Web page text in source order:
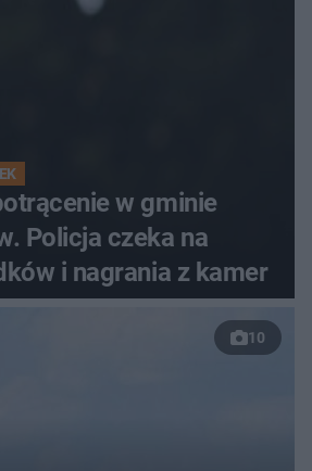
w gminie
Policja czeka na
i nagrania z kamer
10